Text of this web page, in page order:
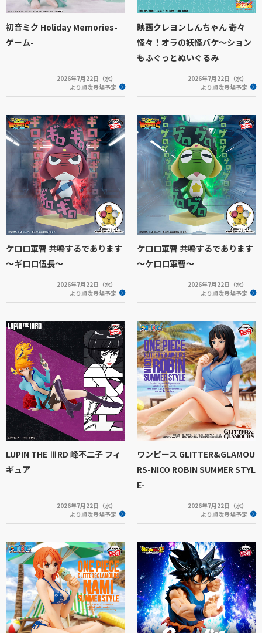
初音ミク Holiday Memories-
ゲーム-
2026年7月22日（水）
より順次登場予定
映画クレヨンしんちゃん 奇々
怪々！オラの妖怪バケ～ション
もふぐっとぬいぐるみ
2026年7月22日（水）
より順次登場予定
ケロロ軍曹 共鳴するであります
～ギロロ伍長～
2026年7月22日（水）
より順次登場予定
ケロロ軍曹 共鳴するであります
～ケロロ軍曹～
2026年7月22日（水）
より順次登場予定
LUPIN THE ⅢRD 峰不二子 フィ
ギュア
2026年7月22日（水）
より順次登場予定
ワンピース GLITTER&GLAMOU
RS-NICO ROBIN SUMMER STYL
E-
2026年7月22日（水）
より順次登場予定